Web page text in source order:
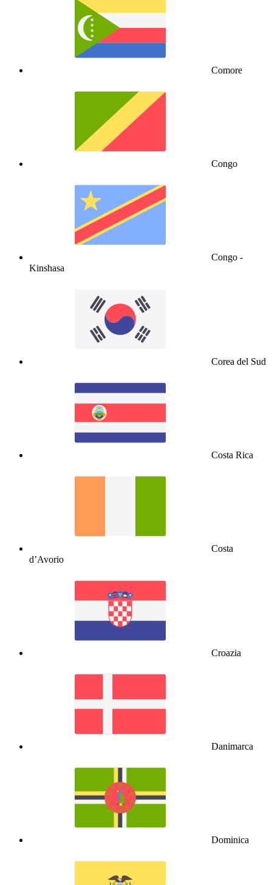
Comore
Congo
Congo -
Kinshasa
Corea del Sud
Costa Rica
Costa
d’Avorio
Croazia
Danimarca
Dominica